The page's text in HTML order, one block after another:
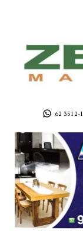
62 3512-